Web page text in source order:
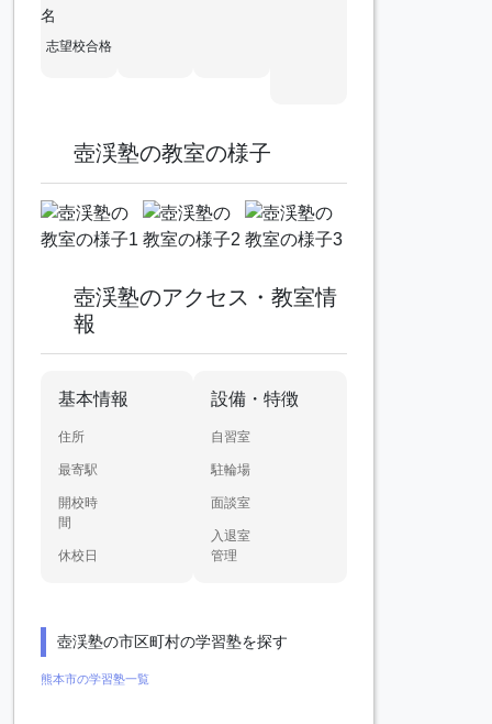
名
志望校合格
壺渓塾の教室の様子
壺渓塾のアクセス・教室情
報
基本情報
住所
最寄駅
開校時
間
休校日
設備・特徴
自習室
駐輪場
面談室
入退室
管理
壺渓塾の市区町村の学習塾を探す
熊本市の学習塾一覧